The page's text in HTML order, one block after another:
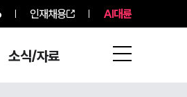
인재채용 AI대륜
소식/자료